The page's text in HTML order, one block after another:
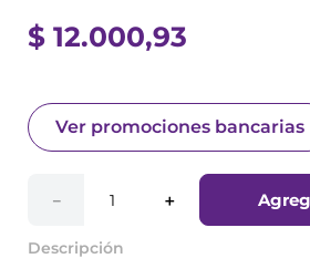
$ 12.000,93
Ver promociones bancarias
＋
－
Descripción